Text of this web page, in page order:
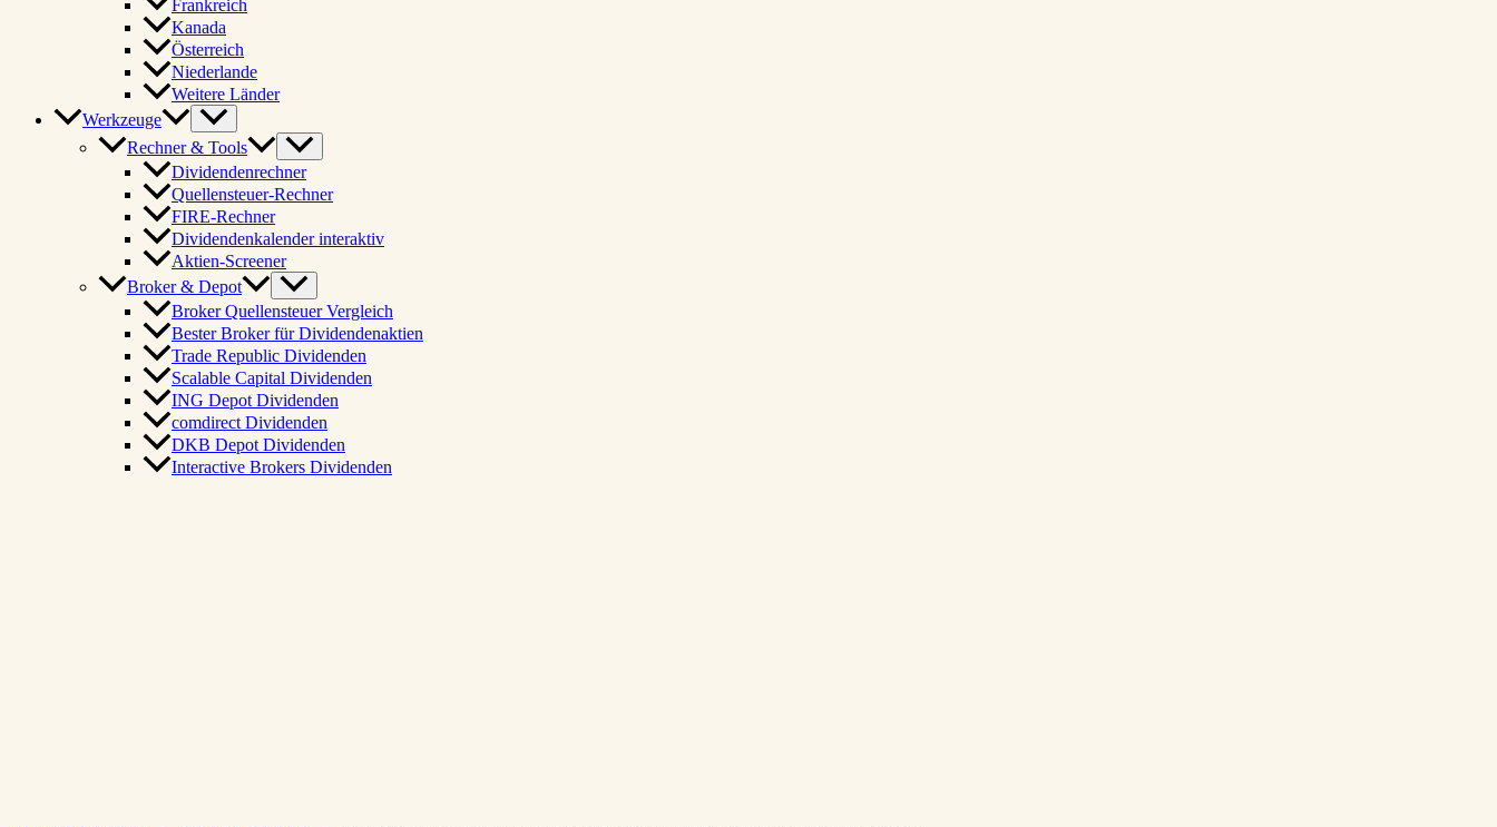
Frankreich
Kanada
Österreich
Niederlande
Weitere Länder
Werkzeuge
Rechner & Tools
Dividendenrechner
Quellensteuer-Rechner
FIRE-Rechner
Dividendenkalender interaktiv
Aktien-Screener
Broker & Depot
Broker Quellensteuer Vergleich
Bester Broker für Dividendenaktien
Trade Republic Dividenden
Scalable Capital Dividenden
ING Depot Dividenden
comdirect Dividenden
DKB Depot Dividenden
Interactive Brokers Dividenden